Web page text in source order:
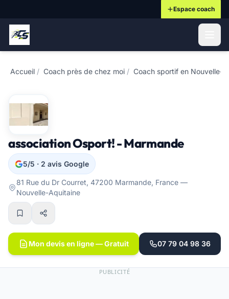
Espace coach
Accueil / Coach près de chez moi / Coach sportif en Nouvelle-
association Osport! - Marmande
5/5 · 2 avis Google
81 Rue du Dr Courret, 47200 Marmande, France —
Nouvelle-Aquitaine
Mon devis en ligne — Gratuit 07 79 04 98 36
PUBLICITÉ